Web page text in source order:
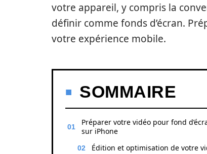
votre appareil, y compris la
définir comme fonds d’écran.
votre expérience mobile.
SOMMAIRE
Préparer votre vidéo pour fond
sur iPhone
Édition et optimisation de votre